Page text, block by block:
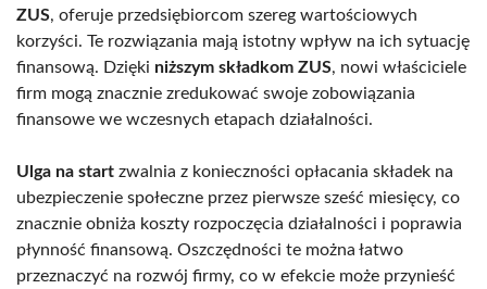
ZUS, oferuje przedsiębiorcom szereg wartościowych
korzyści. Te rozwiązania mają istotny wpływ na ich sytuację
finansową. Dzięki niższym składkom ZUS, nowi właściciele
firm mogą znacznie zredukować swoje zobowiązania
finansowe we wczesnych etapach działalności.
Ulga na start zwalnia z konieczności opłacania składek na
ubezpieczenie społeczne przez pierwsze sześć miesięcy, co
znacznie obniża koszty rozpoczęcia działalności i poprawia
płynność finansową. Oszczędności te można łatwo
przeznaczyć na rozwój firmy, co w efekcie może przynieść